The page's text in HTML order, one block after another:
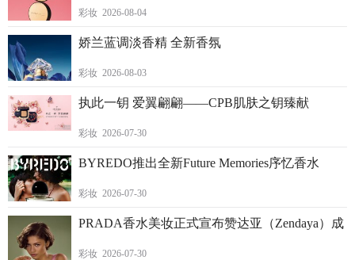
彩妆 2026-08-04
娇兰蓝调淡香精 全新香氛
彩妆 2026-08-03
执此一钥 爱翼翩翩——CPB肌肤之钥臻献
彩妆 2026-07-30
BYREDO推出全新Future Memories序忆香水
彩妆 2026-07-30
PRADA香水美妆正式宣布赞达亚（Zendaya）成
彩妆 2026-07-30